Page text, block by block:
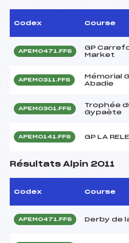
Codex Course
APEM0471.FFS
GP
Market
APEM0311.FFS
Mémorial
Abadie
APEM0301.FFS
Trophée
Gypaète
APEM0141.FFS GP LA
Résultats Alpin 2011
Codex Course
APEM0471.FFS Derby de